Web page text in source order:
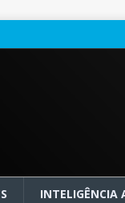
INTELIGÊNCIA